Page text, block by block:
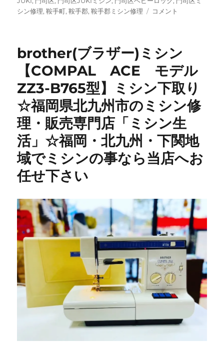
シン修理,鞍手町,鞍手郡,鞍手郡ミシン修理
【ブ
ペ
ス
セ
タ
修
理】
年
和
レ
ト
ロ
ミ
シ
ン
を
メ
ン
ン
コメント
brother(ブラザー)ミシン
【COMPAL ACE モデル
ZZ3-B765型】ミシン下取り
☆福岡県北九州市のミシン修
理・販売専門店「ミシン生
活」☆福岡・北九州・下関地
域でミシンの事なら当店へお
任せ下さい